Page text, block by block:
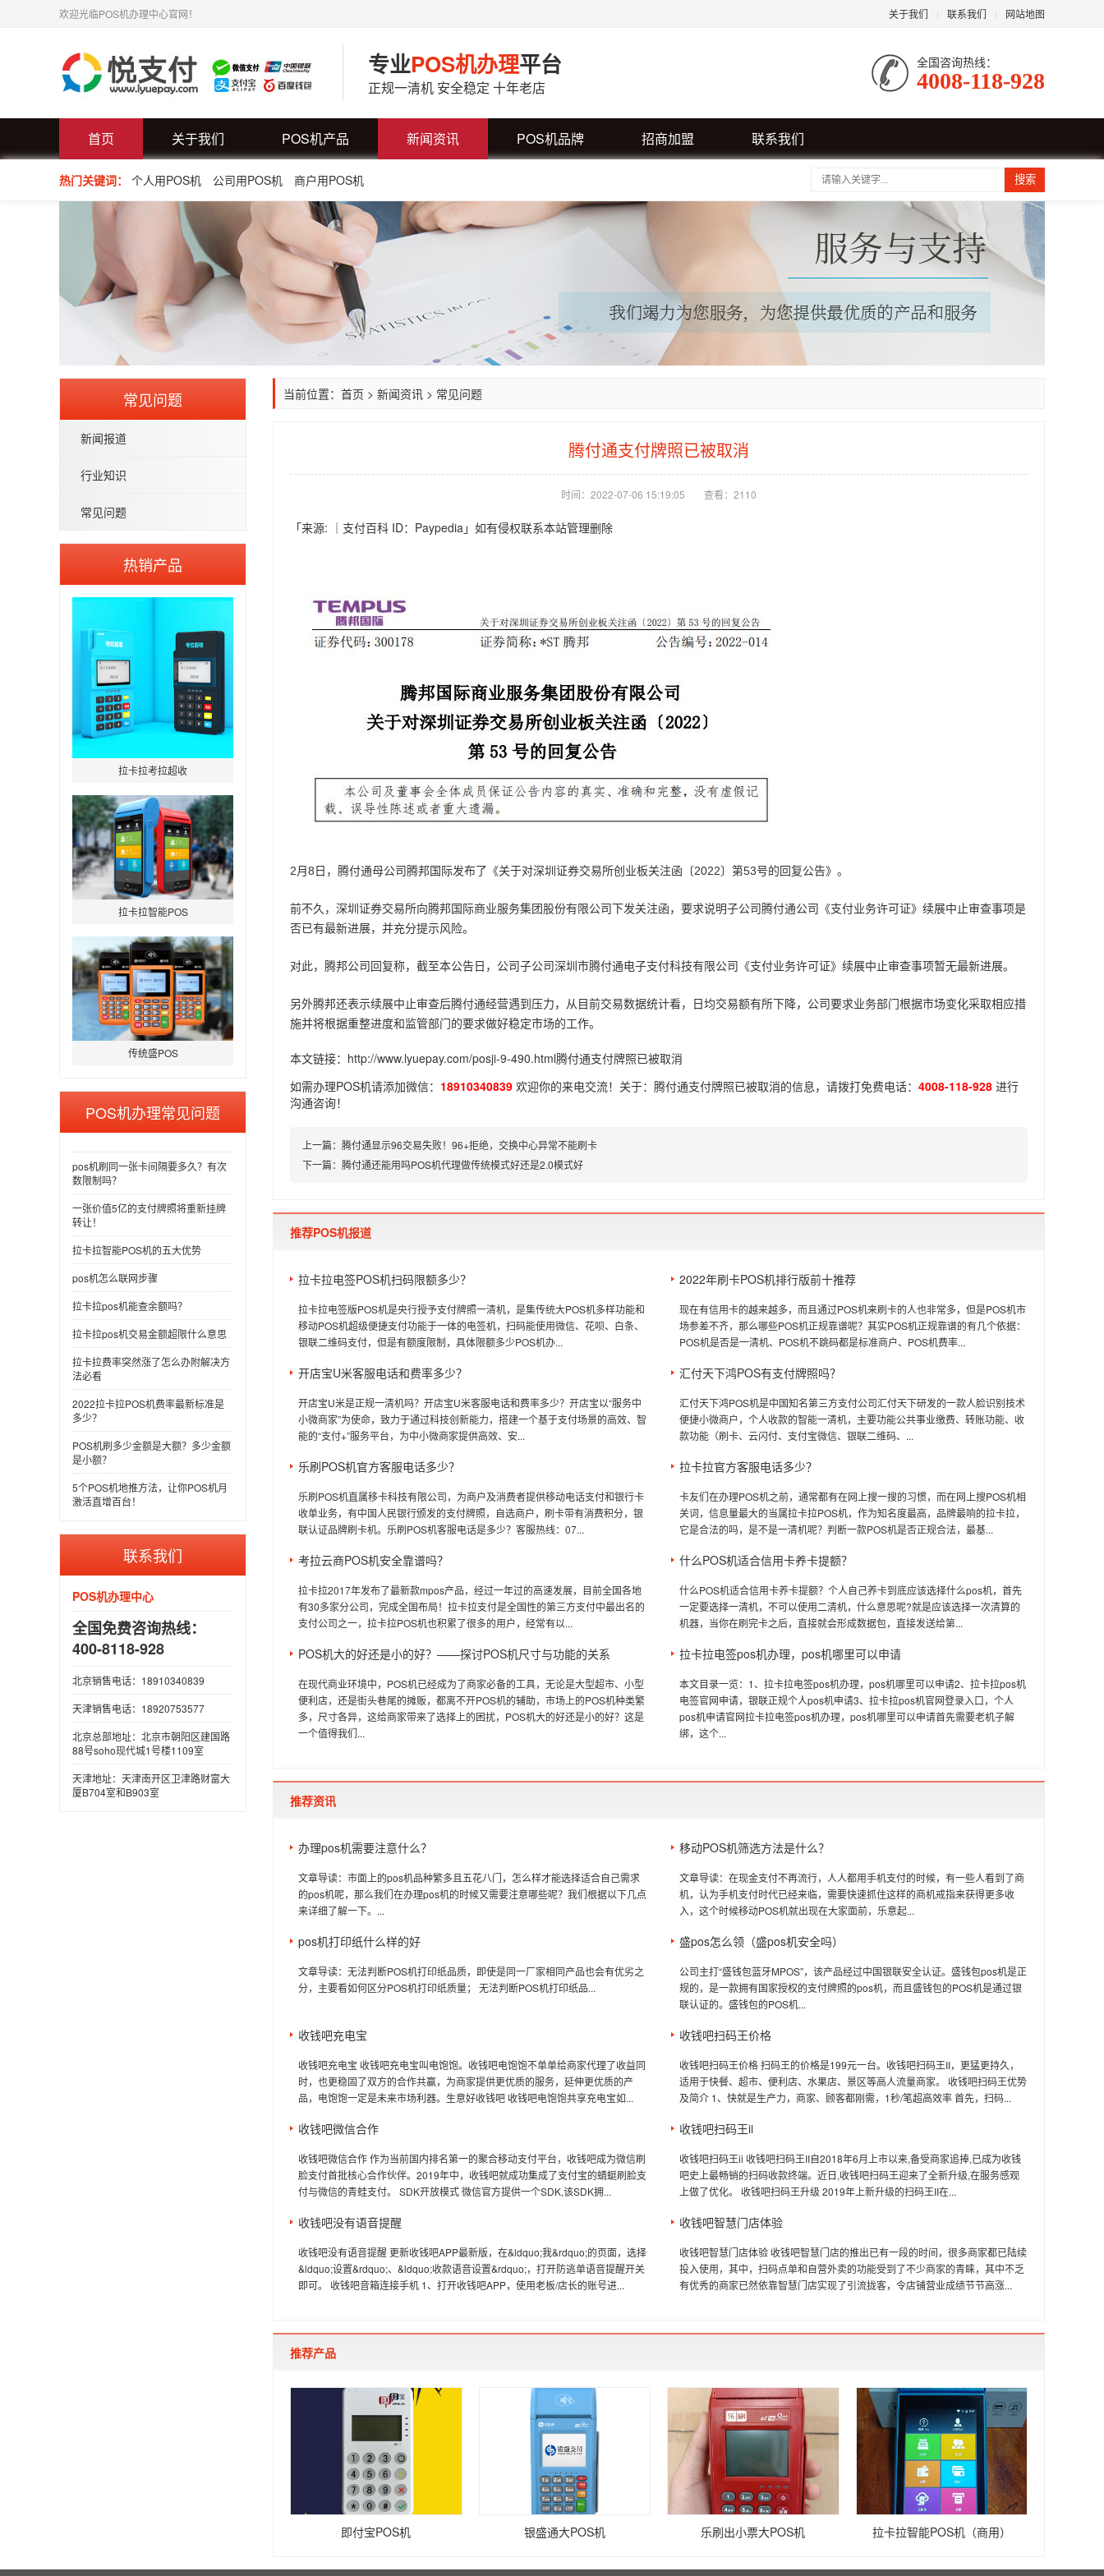
关于我们 联系我们 网站地图
欢迎光临POS机办理中心官网！
专业POS机办理平台
正规一清机 安全稳定 十年老店
全国咨询热线：
4008-118-928
首页 关于我们 POS机产品 新闻资讯 POS机品牌 招商加盟 联系我们
热门关键词： 个人用POS机 公司用POS机 商户用POS机 搜索
常见问题
新闻报道
行业知识
常见问题
热销产品
拉卡拉考拉超收
拉卡拉智能POS
传统盛POS
POS机办理常见问题
pos机刷同一张卡间隔要多久？有次
数限制吗？
一张价值5亿的支付牌照将重新挂牌
转让！
拉卡拉智能POS机的五大优势
pos机怎么联网步骤
拉卡拉pos机能查余额吗？
拉卡拉pos机交易金额超限什么意思
拉卡拉费率突然涨了怎么办附解决方
法必看
2022拉卡拉POS机费率最新标准是
多少？
POS机刷多少金额是大额？多少金额
是小额？
5个POS机地推方法，让你POS机月
激活直增百台！
联系我们
POS机办理中心
全国免费咨询热线：
400-8118-928
北京销售电话：18910340839
天津销售电话：18920753577
北京总部地址：北京市朝阳区建国路
88号soho现代城1号楼1109室
天津地址：天津南开区卫津路财富大
厦B704室和B903室
当前位置： 首页 > 新闻资讯 > 常见问题
腾付通支付牌照已被取消
时间：2022-07-06 15:19:05 查看：2110
「来源: ｜支付百科 ID：Paypedia」如有侵权联系本站管理删除
2月8日，腾付通母公司腾邦国际发布了《关于对深圳证券交易所创业板关注函〔2022〕第53号的回复公告》。
前不久，深圳证券交易所向腾邦国际商业服务集团股份有限公司下发关注函，要求说明子公司腾付通公司《支付业务许可证》续展中止审查事项是
否已有最新进展，并充分提示风险。
对此，腾邦公司回复称，截至本公告日，公司子公司深圳市腾付通电子支付科技有限公司《支付业务许可证》续展中止审查事项暂无最新进展。
另外腾邦还表示续展中止审查后腾付通经营遇到压力，从目前交易数据统计看，日均交易额有所下降，公司要求业务部门根据市场变化采取相应措
施并将根据重整进度和监管部门的要求做好稳定市场的工作。
本文链接： http://www.lyuepay.com/posji-9-490.html腾付通支付牌照已被取消
如需办理POS机请添加微信： 18910340839 欢迎你的来电交流！关于： 腾付通支付牌照已被取消的信息，请拨打免费电话： 4008-118-928 进行
沟通咨询！
上一篇： 腾付通显示96交易失败！96+拒绝，交换中心异常不能刷卡
下一篇： 腾付通还能用吗POS机代理做传统模式好还是2.0模式好
推荐POS机报道
拉卡拉电签POS机扫码限额多少？
拉卡拉电签版POS机是央行授予支付牌照一清机，是集传统大POS机多样功能和
移动POS机超级便捷支付功能于一体的电签机，扫码能使用微信、花呗、白条、
银联二维码支付，但是有额度限制，具体限额多少POS机办...
2022年刷卡POS机排行版前十推荐
现在有信用卡的越来越多，而且通过POS机来刷卡的人也非常多，但是POS机市
场参差不齐，那么哪些POS机正规靠谱呢？其实POS机正规靠谱的有几个依据：
POS机是否是一清机、POS机不跳码都是标准商户、POS机费率...
开店宝U米客服电话和费率多少？
开店宝U米是正规一清机吗？开店宝U米客服电话和费率多少？开店宝以“服务中
小微商家”为使命，致力于通过科技创新能力，搭建一个基于支付场景的高效、智
能的“支付+”服务平台，为中小微商家提供高效、安...
汇付天下鸿POS有支付牌照吗？
汇付天下鸿POS机是中国知名第三方支付公司汇付天下研发的一款人脸识别技术
便捷小微商户，个人收款的智能一清机，主要功能公共事业缴费、转账功能、收
款功能（刷卡、云闪付、支付宝微信、银联二维码、...
乐刷POS机官方客服电话多少？
乐刷POS机直属移卡科技有限公司，为商户及消费者提供移动电话支付和银行卡
收单业务，有中国人民银行颁发的支付牌照，自选商户，刷卡带有消费积分，银
联认证品牌刷卡机。乐刷POS机客服电话是多少？客服热线：07...
拉卡拉官方客服电话多少？
卡友们在办理POS机之前，通常都有在网上搜一搜的习惯，而在网上搜POS机相
关词，信息量最大的当属拉卡拉POS机，作为知名度最高，品牌最响的拉卡拉，
它是合法的吗，是不是一清机呢？判断一款POS机是否正规合法，最基...
考拉云商POS机安全靠谱吗？
拉卡拉2017年发布了最新款mpos产品，经过一年过的高速发展，目前全国各地
有30多家分公司，完成全国布局！拉卡拉支付是全国性的第三方支付中最出名的
支付公司之一，拉卡拉POS机也积累了很多的用户，经常有以...
什么POS机适合信用卡养卡提额？
什么POS机适合信用卡养卡提额？个人自己养卡到底应该选择什么pos机，首先
一定要选择一清机，不可以使用二清机，什么意思呢?就是应该选择一次清算的
机器，当你在刷完卡之后，直接就会形成数据包，直接发送给第...
POS机大的好还是小的好？——探讨POS机尺寸与功能的关系
在现代商业环境中，POS机已经成为了商家必备的工具，无论是大型超市、小型
便利店，还是街头巷尾的摊贩，都离不开POS机的辅助，市场上的POS机种类繁
多，尺寸各异，这给商家带来了选择上的困扰，POS机大的好还是小的好？这是
一个值得我们...
拉卡拉电签pos机办理，pos机哪里可以申请
本文目录一览：1、拉卡拉电签pos机办理，pos机哪里可以申请2、拉卡拉pos机
电签官网申请，银联正规个人pos机申请3、拉卡拉pos机官网登录入口，个人
pos机申请官网拉卡拉电签pos机办理，pos机哪里可以申请首先需要老机子解
绑，这个...
推荐资讯
办理pos机需要注意什么？
文章导读：市面上的pos机品种繁多且五花八门，怎么样才能选择适合自己需求
的pos机呢，那么我们在办理pos机的时候又需要注意哪些呢？我们根据以下几点
来详细了解一下。...
移动POS机筛选方法是什么？
文章导读：在现金支付不再流行，人人都用手机支付的时候，有一些人看到了商
机，认为手机支付时代已经来临，需要快速抓住这样的商机戒指来获得更多收
入，这个时候移动POS机就出现在大家面前，乐意起...
pos机打印纸什么样的好
文章导读：无法判断POS机打印纸品质，即使是同一厂家相同产品也会有优劣之
分，主要看如何区分POS机打印纸质量； 无法判断POS机打印纸品...
盛pos怎么领（盛pos机安全吗）
公司主打“盛钱包蓝牙MPOS”，该产品经过中国银联安全认证。盛钱包pos机是正
规的，是一款拥有国家授权的支付牌照的pos机，而且盛钱包的POS机是通过银
联认证的。盛钱包的POS机...
收钱吧充电宝
收钱吧充电宝 收钱吧充电宝叫电饱饱。收钱吧电饱饱不单单给商家代理了收益同
时，也更稳固了双方的合作共赢，为商家提供更优质的服务，延伸更优质的产
品，电饱饱一定是未来市场利器。生意好收钱吧 收钱吧电饱饱共享充电宝如...
收钱吧扫码王价格
收钱吧扫码王价格 扫码王的价格是199元一台。收钱吧扫码王II，更猛更持久，
适用于快餐、超市、便利店、水果店、景区等高人流量商家。 收钱吧扫码王优势
及简介 1、快就是生产力，商家、顾客都刚需，1秒/笔超高效率 首先，扫码...
收钱吧微信合作
收钱吧微信合作 作为当前国内排名第一的聚合移动支付平台，收钱吧成为微信刷
脸支付首批核心合作伙伴。2019年中，收钱吧就成功集成了支付宝的蜻蜓刷脸支
付与微信的青蛙支付。 SDK开放模式 微信官方提供一个SDK,该SDK拥...
收钱吧扫码王ii
收钱吧扫码王ii 收钱吧扫码王II自2018年6月上市以来,备受商家追捧,已成为收钱
吧史上最畅销的扫码收款终端。近日,收钱吧扫码王迎来了全新升级,在服务感观
上做了优化。 收钱吧扫码王升级 2019年上新升级的扫码王II在...
收钱吧没有语音提醒
收钱吧没有语音提醒 更新收钱吧APP最新版，在&ldquo;我&rdquo;的页面，选择
&ldquo;设置&rdquo;、&ldquo;收款语音设置&rdquo;，打开防逃单语音提醒开关
即可。 收钱吧音箱连接手机 1、打开收钱吧APP，使用老板/店长的账号进...
收钱吧智慧门店体验
收钱吧智慧门店体验 收钱吧智慧门店的推出已有一段的时间，很多商家都已陆续
投入使用，其中，扫码点单和自营外卖的功能受到了不少商家的青睐，其中不乏
有优秀的商家已然依靠智慧门店实现了引流拢客，令店铺营业成绩节节高涨...
推荐产品
即付宝POS机 银盛通大POS机 乐刷出小票大POS机 拉卡拉智能POS机（商用）